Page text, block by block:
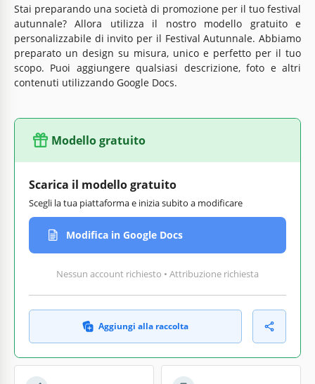
Stai preparando una società di promozione per il tuo festival
autunnale? Allora utilizza il nostro modello gratuito e
personalizzabile di invito per il Festival Autunnale. Abbiamo
preparato un design su misura, unico e perfetto per il tuo
scopo. Puoi aggiungere qualsiasi descrizione, foto e altri
contenuti utilizzando Google Docs.
Modello gratuito
Scarica il modello gratuito
Scegli la tua piattaforma e inizia subito a modificare
Modifica in Google Docs
Nessun account richiesto • Attribuzione richiesta
Aggiungi alla raccolta